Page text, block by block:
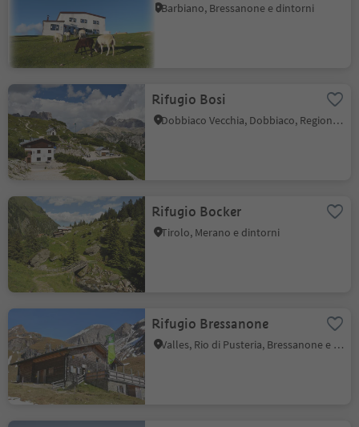
Barbiano, Bressanone e dintorni
Rifugio Bosi
Dobbiaco Vecchia, Dobbiaco, Regione dolomitica 3 Cime
Rifugio Bocker
Tirolo, Merano e dintorni
Rifugio Bressanone
Valles, Rio di Pusteria, Bressanone e dintorni